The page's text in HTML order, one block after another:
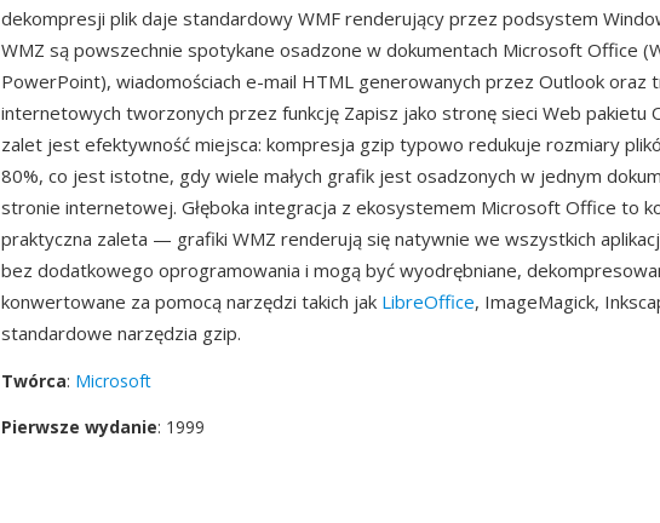
dekompresji plik daje standardowy WMF renderujący przez podsystem
WMZ są powszechnie spotykane osadzone w dokumentach Microsoft Office
PowerPoint), wiadomościach e-mail HTML generowanych przez Outlook oraz
internetowych tworzonych przez funkcję Zapisz jako stronę sieci Web pakietu
zalet jest efektywność miejsca: kompresja gzip typowo redukuje rozmiary
80%, co jest istotne, gdy wiele małych grafik jest osadzonych w jednym
stronie internetowej. Głęboka integracja z ekosystemem Microsoft Office to
praktyczna zaleta — grafiki WMZ renderują się natywnie we wszystkich
bez dodatkowego oprogramowania i mogą być wyodrębniane,
konwertowane za pomocą narzędzi takich jak LibreOffice, ImageMagick,
standardowe narzędzia gzip.
Twórca: Microsoft
Pierwsze wydanie: 1999